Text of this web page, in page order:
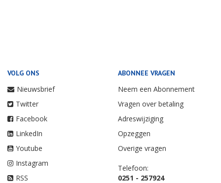
VOLG ONS
Nieuwsbrief
Twitter
Facebook
LinkedIn
Youtube
Instagram
RSS
ABONNEE VRAGEN
Neem een Abonnement
Vragen over betaling
Adreswijziging
Opzeggen
Overige vragen
Telefoon:
0251 - 257924